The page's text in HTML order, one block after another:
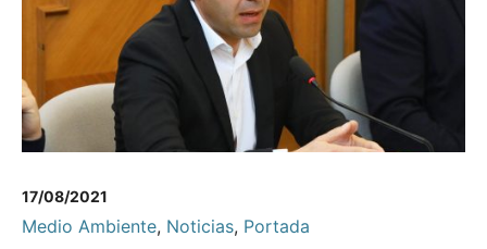
17/08/2021
Medio Ambiente, Noticias, Portada